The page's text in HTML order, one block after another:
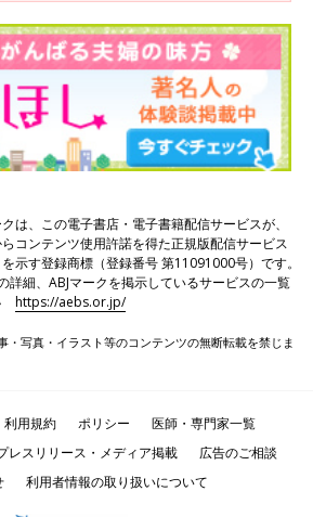
とタイムリミットを決めたことも私にと
ここまでやってダメだったら次のステッ
は頑張ろう』と、気持ちを奮い立たせる
人生の選択」
は、この電子書店・電子書籍配信サービスが、
コンテンツ使用許諾を得た正規版配信サービス
示す登録商標（登録番号 第11091000号）です。
詳細、ABJマークを掲示しているサービスの一覧
→https://aebs.or.jp/
・写真・イラスト等のコンテンツの無断転載を禁じま
利用規約 ポリシー
医師・専門家一覧
レスリリース・メディア掲載
広告のご相談
利用者情報の取り扱いについて